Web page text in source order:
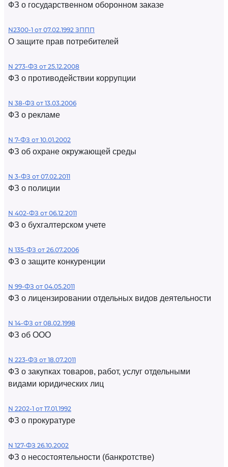
ФЗ о государственном оборонном заказе
N2300-1 от 07.02.1992 ЗППП
О защите прав потребителей
N 273-ФЗ от 25.12.2008
ФЗ о противодействии коррупции
N 38-ФЗ от 13.03.2006
ФЗ о рекламе
N 7-ФЗ от 10.01.2002
ФЗ об охране окружающей среды
N 3-ФЗ от 07.02.2011
ФЗ о полиции
N 402-ФЗ от 06.12.2011
ФЗ о бухгалтерском учете
N 135-ФЗ от 26.07.2006
ФЗ о защите конкуренции
N 99-ФЗ от 04.05.2011
ФЗ о лицензировании отдельных видов деятельности
N 14-ФЗ от 08.02.1998
ФЗ об ООО
N 223-ФЗ от 18.07.2011
ФЗ о закупках товаров, работ, услуг отдельными
видами юридических лиц
N 2202-1 от 17.01.1992
ФЗ о прокуратуре
N 127-ФЗ 26.10.2002
ФЗ о несостоятельности (банкротстве)